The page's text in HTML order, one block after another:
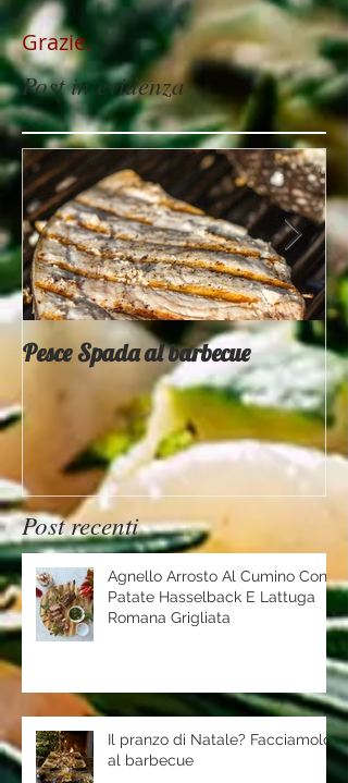
Grazie.
Post in evidenza
Pesce Spada al barbecue
Post recenti
Agnello Arrosto Al Cumino Con
Patate Hasselback E Lattuga
Romana Grigliata
Il pranzo di Natale? Facciamolo
al barbecue